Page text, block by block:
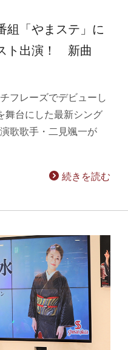
組「やまステ」に
ト出演！ 新曲
フレーズでデビューし
舞台にした最新シング
歌歌手・二見颯一が
続きを読む